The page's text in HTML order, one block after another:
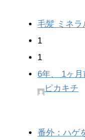
毛髪 ミネラ
1
1
6年、 1ヶ月
ピカキチ
番外：ハゲ